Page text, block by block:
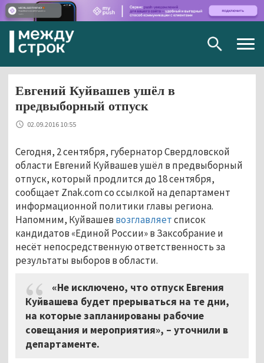
Евгений Куйвашев ушёл в
предвыборный отпуск
02.09.2016 10:55
Сегодня, 2 сентября, губернатор Свердловской
области Евгений Куйвашев ушёл в предвыборный
отпуск, который продлится до 18 сентября,
сообщает Znak.com со ссылкой на департамент
информационной политики главы региона.
Напомним, Куйвашев возглавляетсписок
кандидатов «Единой России» в Заксобрание и
несёт непосредственную ответственность за
результаты выборов в области.
«Не исключено, что отпуск Евгения
Куйвашева будет прерываться на те дни,
на которые запланированы рабочие
совещания и мероприятия», – уточнили в
департаменте.